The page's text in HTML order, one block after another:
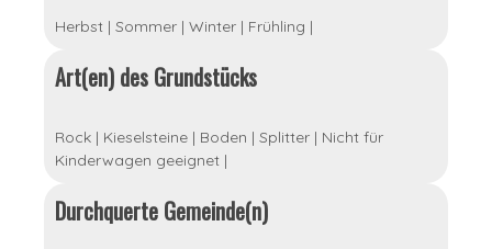
Herbst | Sommer | Winter | Frühling |
Art(en) des Grundstücks
Rock | Kieselsteine | Boden | Splitter | Nicht für
Kinderwagen geeignet |
Durchquerte Gemeinde(n)